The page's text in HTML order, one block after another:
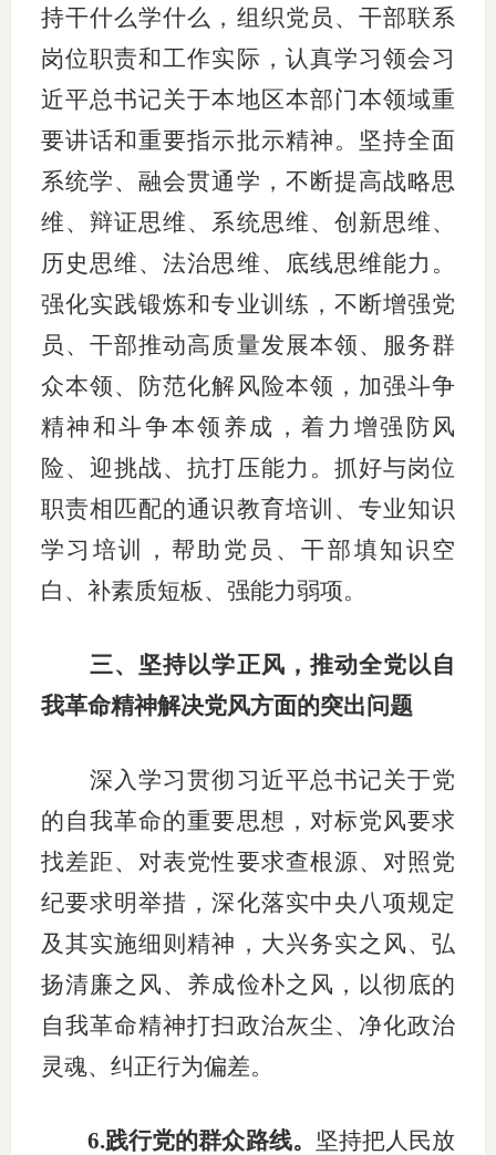
持干什么学什么，组织党员、干部联系
岗位职责和工作实际，认真学习领会习
近平总书记关于本地区本部门本领域重
要讲话和重要指示批示精神。坚持全面
系统学、融会贯通学，不断提高战略思
维、辩证思维、系统思维、创新思维、
历史思维、法治思维、底线思维能力。
强化实践锻炼和专业训练，不断增强党
员、干部推动高质量发展本领、服务群
众本领、防范化解风险本领，加强斗争
精神和斗争本领养成，着力增强防风
险、迎挑战、抗打压能力。抓好与岗位
职责相匹配的通识教育培训、专业知识
学习培训，帮助党员、干部填知识空
白、补素质短板、强能力弱项。
三、坚持以学正风，推动全党以自
我革命精神解决党风方面的突出问题
深入学习贯彻习近平总书记关于党
的自我革命的重要思想，对标党风要求
找差距、对表党性要求查根源、对照党
纪要求明举措，深化落实中央八项规定
及其实施细则精神，大兴务实之风、弘
扬清廉之风、养成俭朴之风，以彻底的
自我革命精神打扫政治灰尘、净化政治
灵魂、纠正行为偏差。
6.践行党的群众路线。 坚持把人民放